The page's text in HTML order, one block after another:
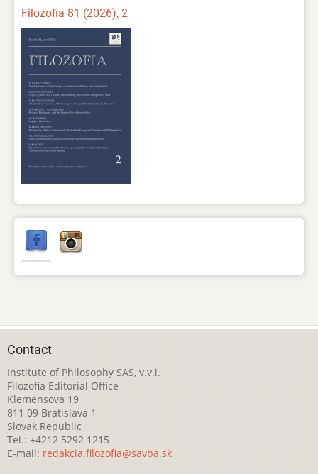
Filozofia 81 (2026), 2
Contact
Institute of Philosophy SAS, v.v.i.
Filozofia Editorial Office
Klemensova 19
811 09 Bratislava 1
Slovak Republic
Tel.: +4212 5292 1215
E-mail: redakcia.filozofia@savba.sk